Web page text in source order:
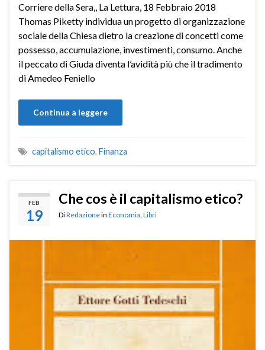
Corriere della Sera,, La Lettura, 18 Febbraio 2018
Thomas Piketty individua un progetto di organizzazione
sociale della Chiesa dietro la creazione di concetti come
possesso, accumulazione, investimenti, consumo. Anche
il peccato di Giuda diventa l’avidità più che il tradimento
di Amedeo Feniello
Continua a leggere
capitalismo etico, Finanza
FEB
19
Che cos è il capitalismo etico?
DiRedazionein Economia Libri